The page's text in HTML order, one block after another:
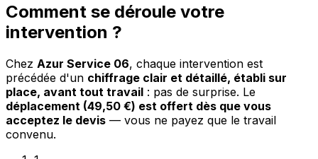
Comment se déroule votre
intervention ?
Chez Azur Service 06, chaque intervention est
précédée d'un chiffrage clair et détaillé, établi sur
place, avant tout travail : pas de surprise. Le
déplacement (49,50 €) est offert dès que vous
acceptez le devis — vous ne payez que le travail
convenu.